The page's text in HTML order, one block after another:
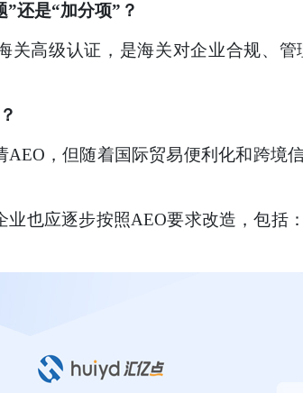
还是“加分项”？
海关高级认证，是海关对企业合规
AEO，但随着国际贸易便利化和跨境
业也应逐步按照AEO要求改造，包括